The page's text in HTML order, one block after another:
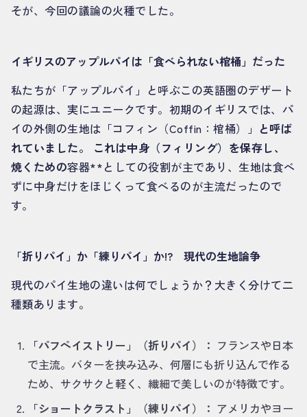
そが、今回の議論の火種でした。
イギリスのアップルパイは「食べられない棺桶」だった
私たちが「アップルパイ」と呼ぶこの英語圏のデザート
の起源は、実にユニークです。初期のイギリスでは、パ
イの外側の生地は「コフィン（Coffin：棺桶）」 と呼ば
れていました。 これは中身（フィリング）を保存し、
焼くための容器**としての役割が主であり、生地は食べ
ずに中身だけをほじくって食べるのが主流だったので
す。
「折りパイ」か「練りパイ」か!? 現代の生地論争
現代のパイ生地の違いは何でしょうか？大きく分けて二
種類あります。
「パフペイストリー」（折りパイ）： フランスや日本
で主流。バターを挟み込み、何層にも折り込んで作る
ため、サクサクと軽く、繊細で美しいのが特徴です。
「ショートクラスト」（練りパイ）： アメリカやヨー